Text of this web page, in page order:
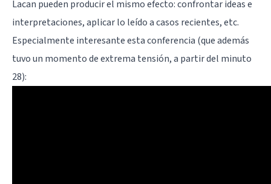
Lacan pueden producir el mismo efecto: confrontar ideas e
interpretaciones, aplicar lo leído a casos recientes, etc.
Especialmente interesante esta conferencia (que además
tuvo un momento de extrema tensión, a partir del minuto
28):